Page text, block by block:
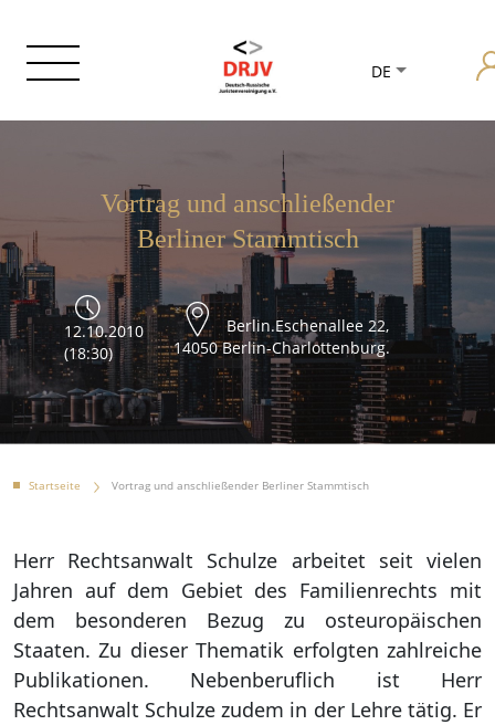
DE
Vortrag und anschließender
Berliner Stammtisch
12.10.2010
(18:30)
Berlin.Eschenallee 22,
14050 Berlin-Charlottenburg.
Startseite Vortrag und anschließender Berliner Stammtisch
Herr Rechtsanwalt Schulze arbeitet seit vielen
Jahren auf dem Gebiet des Familienrechts mit
dem besonderen Bezug zu osteuropäischen
Staaten. Zu dieser Thematik erfolgten zahlreiche
Publikationen. Nebenberuflich ist Herr
Rechtsanwalt Schulze zudem in der Lehre tätig. Er